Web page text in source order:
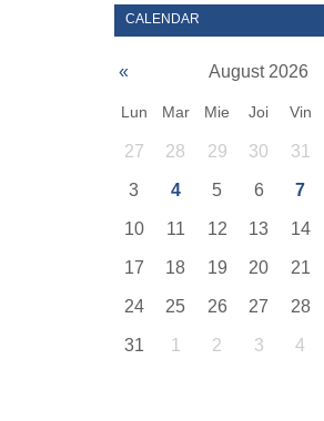
CALENDAR
« August 2026
Lun Mar Mie Joi Vin
27 28 29 30 31
3 4 5 6 7
10 11 12 13 14
17 18 19 20 21
24 25 26 27 28
31 1 2 3 4